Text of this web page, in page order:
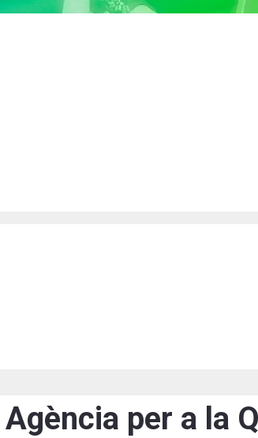
per a la